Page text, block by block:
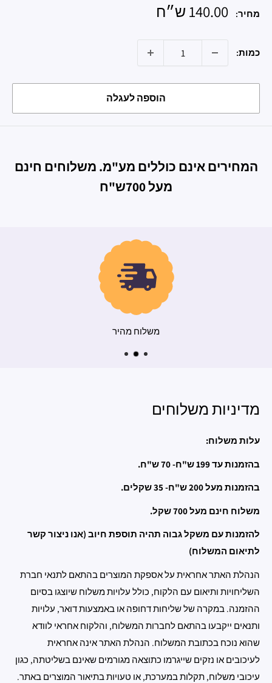
מחיר: מחיר
140.00 ש״ח
כמות:
הוספה לעגלה
המחירים אינם כוללים מע"מ. משלוחים חינם
מעל 700ש"ח
משלוח מהיר
מדיניות משלוחים
עלות משלוח:
בהזמנות עד 199 ש"ח- 70 ש"ח.
בהזמנות מעל 200 ש"ח- 35 שקלים.
משלוח חינם מעל 700 שקל.
להזמנות עם משקל גבוה תהיה תוספת חיוב (אנו ניצור קשר
לתיאום המשלוח)
הנהלת האתר אחראית על אספקת המוצרים בהתאם לתנאי חברת
השליחויות ותיאום עם הלקוח, כולל עלויות משלוח שיוצגו בסיום
ההזמנה. במקרה של שליחות דחופה או באמצעות דואר, עלויות
ותנאים ייקבעו בהתאם לחברות המשלוח, והלקוח אחראי לוודא
שהוא נוכח בכתובת המשלוח. הנהלת האתר אינה אחראית
לעיכובים או נזקים שייגרמו כתוצאה מגורמים שאינם בשליטתה, כגון
עיכובי משלוח, תקלות במערכת, או טעויות בתיאור המוצרים באתר.